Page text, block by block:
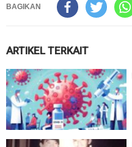
BAGIKAN
ARTIKEL TERKAIT